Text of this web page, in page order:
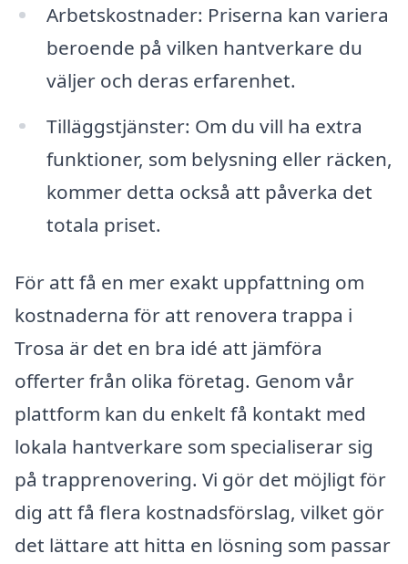
Arbetskostnader: Priserna kan variera
beroende på vilken hantverkare du
väljer och deras erfarenhet.
Tilläggstjänster: Om du vill ha extra
funktioner, som belysning eller räcken,
kommer detta också att påverka det
totala priset.
För att få en mer exakt uppfattning om
kostnaderna för att renovera trappa i
Trosa är det en bra idé att jämföra
offerter från olika företag. Genom vår
plattform kan du enkelt få kontakt med
lokala hantverkare som specialiserar sig
på trapprenovering. Vi gör det möjligt för
dig att få flera kostnadsförslag, vilket gör
det lättare att hitta en lösning som passar